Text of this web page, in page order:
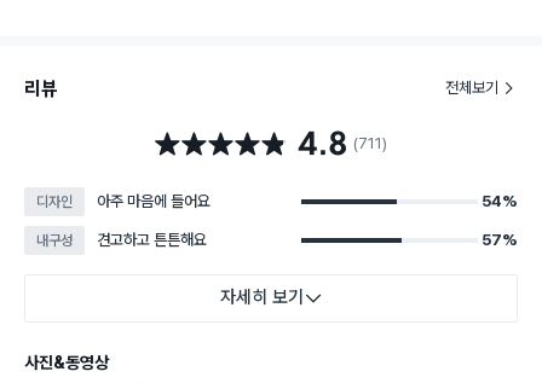
리뷰 전체보기
별점 4.8점 4.8 (711)
디자인 아주 마음에 들어요 54%
내구성 견고하고 튼튼해요 57%
자세히 보기
사진&동영상